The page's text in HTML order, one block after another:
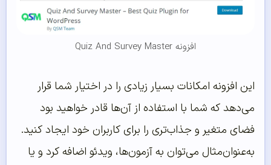
افزونه Quiz And Survey Master
این افزونه امکانات بسیار زیادی را در اختیار شما قرار
می‌دهد که شما با استفاده از آن‌ها قادر خواهید بود
فضای متغیر و جذاب‌تری را برای کاربران خود ایجاد کنید.
به‌عنوان‌مثال می‌توان به آزمون‌ها، ویدئو اضافه کرد و یا